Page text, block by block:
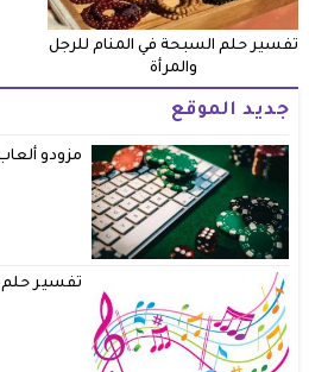
تفسير حلم السبحة في المنام للرجل
والمرأة
جديد الموقع
مزودو
تفسير حلم